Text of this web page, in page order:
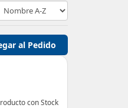
con Stock